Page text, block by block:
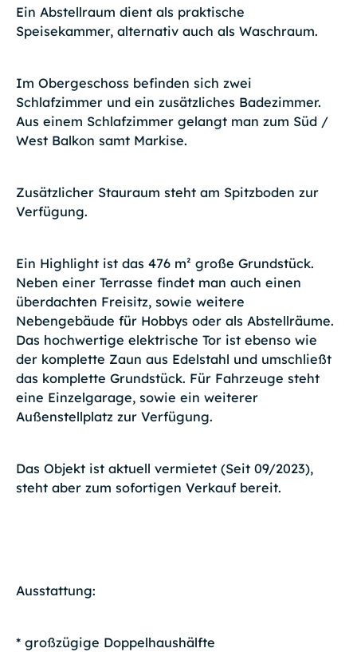
Ein Abstellraum dient als praktische
Speisekammer, alternativ auch als Waschraum.
Im Obergeschoss befinden sich zwei
Schlafzimmer und ein zusätzliches Badezimmer.
Aus einem Schlafzimmer gelangt man zum Süd /
West Balkon samt Markise.
Zusätzlicher Stauraum steht am Spitzboden zur
Verfügung.
Ein Highlight ist das 476 m² große Grundstück.
Neben einer Terrasse findet man auch einen
überdachten Freisitz, sowie weitere
Nebengebäude für Hobbys oder als Abstellräume.
Das hochwertige elektrische Tor ist ebenso wie
der komplette Zaun aus Edelstahl und umschließt
das komplette Grundstück. Für Fahrzeuge steht
eine Einzelgarage, sowie ein weiterer
Außenstellplatz zur Verfügung.
Das Objekt ist aktuell vermietet (Seit 09/2023),
steht aber zum sofortigen Verkauf bereit.
Ausstattung:
* großzügige Doppelhaushälfte